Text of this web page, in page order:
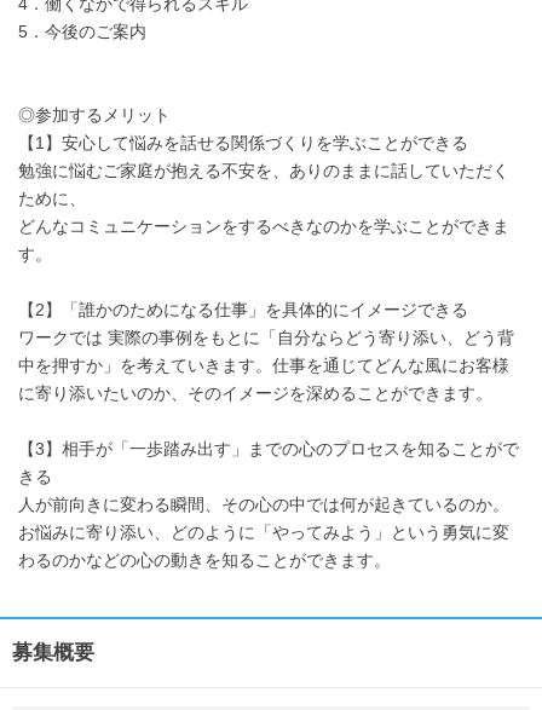
5．今後のご案内
◎参加するメリット
【1】安心して悩みを話せる関係づくりを学ぶことができる
勉強に悩むご家庭が抱える不安を、ありのままに話していただく
ために、
どんなコミュニケーションをするべきなのかを学ぶことができま
す。
【2】「誰かのためになる仕事」を具体的にイメージできる
ワークでは 実際の事例をもとに「自分ならどう寄り添い、どう背
中を押すか」を考えていきます。仕事を通じてどんな風にお客様
に寄り添いたいのか、そのイメージを深めることができます。
【3】相手が「一歩踏み出す」までの心のプロセスを知ることがで
きる
人が前向きに変わる瞬間、その心の中では何が起きているのか。
お悩みに寄り添い、どのように「やってみよう」という勇気に変
わるのかなどの心の動きを知ることができます。
募集概要